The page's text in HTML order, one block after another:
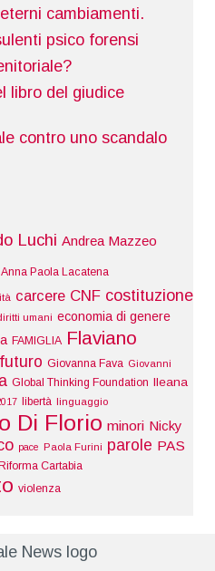
cambiamenti.
psico forensi
libro del giudice
contro uno scandalo
Luchi Andrea Mazzeo
Anna Paola Lacatena
carcere CNF costituzione
umani economia di genere
FAMIGLIA Flaviano
futuro Giovanna Fava Giovanni
Global Thinking Foundation Ileana
libertà linguaggio
Di Florio minori Nicky
pace Paola Furini parole PAS
Riforma Cartabia
violenza